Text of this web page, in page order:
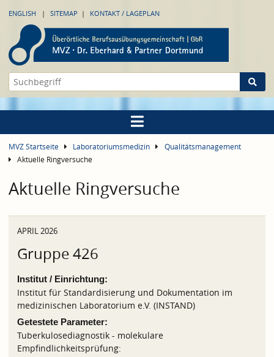
ENGLISH SITEMAP KONTAKT / LAGEPLAN
MVZ Startseite Laboratoriumsmedizin
Qualitätsmanagement
Aktuelle Ringversuche
Aktuelle Ringversuche
APRIL 2026
Gruppe 426
Institut / Einrichtung:
Institut für Standardisierung und Dokumentation im
medizinischen Laboratorium e.V. (INSTAND)
Getestete Parameter:
Tuberkulosediagnostik - molekulare
Empfindlichkeitsprüfung: